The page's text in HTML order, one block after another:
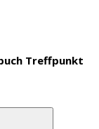
Treffpunkt